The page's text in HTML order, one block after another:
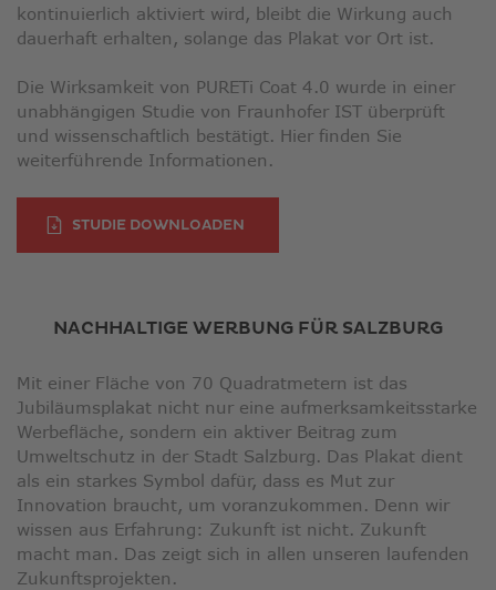
kontinuierlich aktiviert wird, bleibt die Wirkung auch
dauerhaft erhalten, solange das Plakat vor Ort ist.
Die Wirksamkeit von PURETi Coat 4.0 wurde in einer
unabhängigen Studie von Fraunhofer IST überprüft
und wissenschaftlich bestätigt. Hier finden Sie
weiterführende Informationen.
STUDIE DOWNLOADEN
NACHHALTIGE WERBUNG FÜR SALZBURG
Mit einer Fläche von 70 Quadratmetern ist das
Jubiläumsplakat nicht nur eine aufmerksamkeitsstarke
Werbefläche, sondern ein aktiver Beitrag zum
Umweltschutz in der Stadt Salzburg. Das Plakat dient
als ein starkes Symbol dafür, dass es Mut zur
Innovation braucht, um voranzukommen. Denn wir
wissen aus Erfahrung: Zukunft ist nicht. Zukunft
macht man. Das zeigt sich in allen unseren laufenden
Zukunftsprojekten.